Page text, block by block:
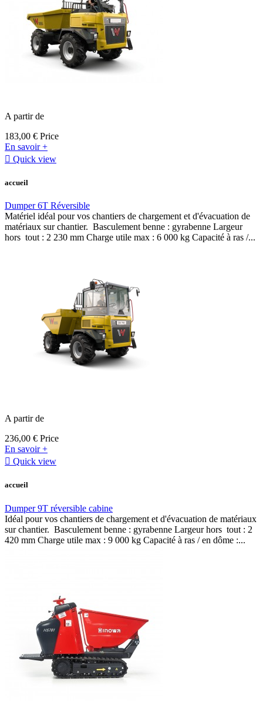
A partir de
183,00 € Price
En savoir +
 Quick view
accueil
Dumper 6T Réversible
Matériel idéal pour vos chantiers de chargement et d'évacuation de
matériaux sur chantier. Basculement benne : gyrabenne Largeur
hors tout : 2 230 mm Charge utile max : 6 000 kg Capacité à ras /...
A partir de
236,00 € Price
En savoir +
 Quick view
accueil
Dumper 9T réversible cabine
Idéal pour vos chantiers de chargement et d'évacuation de matériaux
sur chantier. Basculement benne : gyrabenne Largeur hors tout : 2
420 mm Charge utile max : 9 000 kg Capacité à ras / en dôme :...